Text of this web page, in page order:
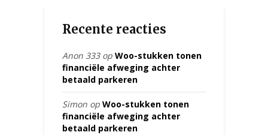
Recente reacties
Anon 333op Woo-stukken tonen
financiële afweging achter
betaald parkeren
Simon op Woo-stukken tonen
financiële afweging achter
betaald parkeren